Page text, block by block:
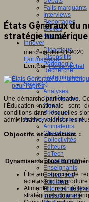
Faits marquants
Interviews
Reportages
Brèves
Agenda
Innover
Didactique
Dispositifs
Pédagogie
Recherche
Technologies
Savoir(s)
Analyses
Conférences
Outils
Pratiques
Acteurs de l'éducation
Animateurs
Chercheurs
Collectivités
Editeurs
EdTech
Encadrement
Enseignants
Entreprises
Etudiants
Filières
Institutionnels
États Généraux du
stratégie numérique
mercredi, Juil 01 2020
Fait marquant
Écrit parPérez Michel
Une démarche participative.
l’Éducation nationale sont
conditions dans lesquelles
administrative, valoriser les
Objectifs et chantiers :
Dynamiser la place du
Être en capacité de
acteurs afin de
Alimenter une
stratégiques du